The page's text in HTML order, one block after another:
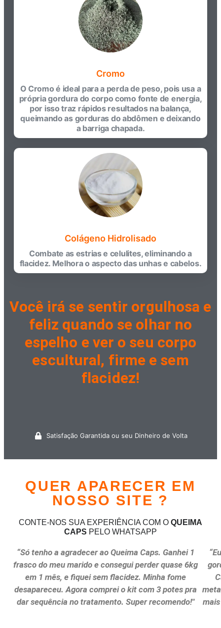
Cromo
O Cromo é ideal para a perda de peso, pois usa a
própria gordura do corpo como fonte de energia,
por isso traz rápidos resultados na balança,
queimando as gorduras do abdômen e deixando
a barriga chapada.
Colágeno Hidrolisado
Combate as estrias e celulites, eliminando a
flacidez. Melhora o aspecto das unhas e cabelos.
Você irá se sentir orgulhosa e
feliz quando se olhar no
espelho e ver o seu corpo
escultural, firme e sem
flacidez!
Satisfação Garantida ou seu Dinheiro de Volta
QUER APARECER EM
NOSSO SITE ?
CONTE-NOS SUA EXPERIÊNCIA COM O QUEIMA
CAPS PELO WHATSAPP
“Só tenho a agradecer ao Queima Caps. Ganhei 1
frasco do meu marido e consegui perder quase 6kg
em 1 mês, e fiquei sem flacidez. Minha fome
desapareceu. Agora comprei o kit com 3 potes pra
dar sequência no tratamento. Super recomendo!"